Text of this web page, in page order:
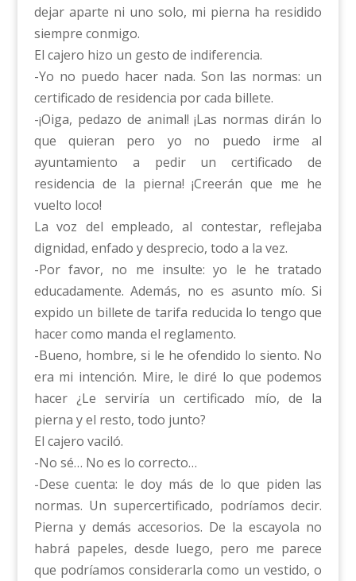
dejar aparte ni uno solo, mi pierna ha residido
siempre conmigo.
El cajero hizo un gesto de indiferencia.
-Yo no puedo hacer nada. Son las normas: un
certificado de residencia por cada billete.
-¡Oiga, pedazo de animal! ¡Las normas dirán lo
que quieran pero yo no puedo irme al
ayuntamiento a pedir un certificado de
residencia de la pierna! ¡Creerán que me he
vuelto loco!
La voz del empleado, al contestar, reflejaba
dignidad, enfado y desprecio, todo a la vez.
-Por favor, no me insulte: yo le he tratado
educadamente. Además, no es asunto mío. Si
expido un billete de tarifa reducida lo tengo que
hacer como manda el reglamento.
-Bueno, hombre, si le he ofendido lo siento. No
era mi intención. Mire, le diré lo que podemos
hacer ¿Le serviría un certificado mío, de la
pierna y el resto, todo junto?
El cajero vaciló.
-No sé… No es lo correcto…
-Dese cuenta: le doy más de lo que piden las
normas. Un supercertificado, podríamos decir.
Pierna y demás accesorios. De la escayola no
habrá papeles, desde luego, pero me parece
que podríamos considerarla como un vestido, o